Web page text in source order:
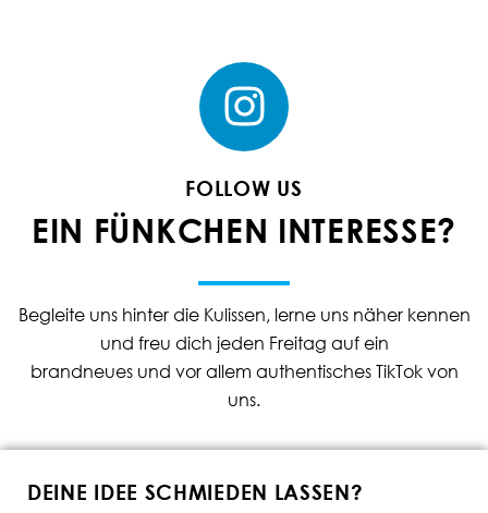
FOLLOW US
EIN FÜNKCHEN INTERESSE?
Begleite uns hinter die Kulissen, lerne uns näher kennen
und freu dich jeden Freitag auf ein
brandneues und vor allem authentisches TikTok von
uns.
DEINE IDEE SCHMIEDEN LASSEN?